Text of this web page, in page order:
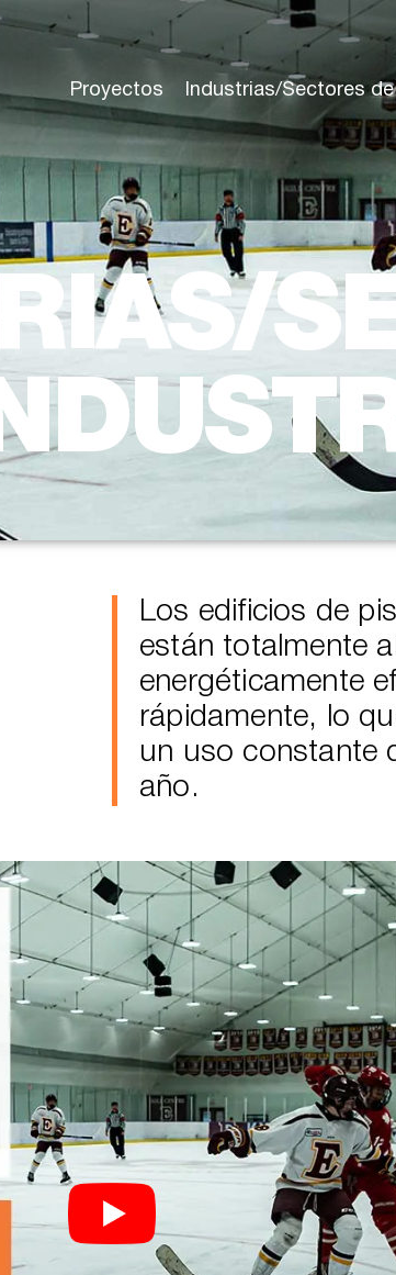
Proyectos Industrias/Sectores
Los edificios de
están totalmente
energéticamente
rápidamente, lo
un uso constante
año.